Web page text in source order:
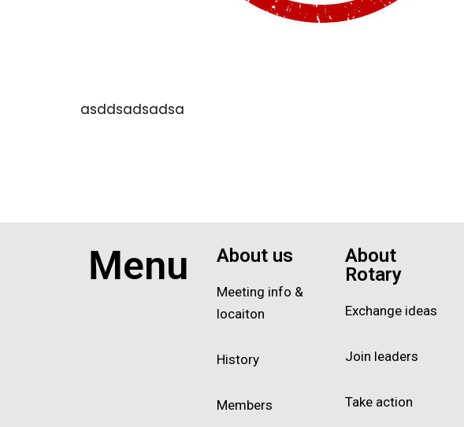
asddsadsadsa
Menu About us
Meeting info &
locaiton
History
Members
About
Rotary
Exchange ideas
Join leaders
Take action